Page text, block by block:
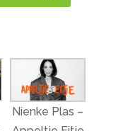
Nienke Plas –